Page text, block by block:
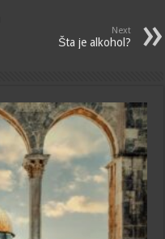
Next
Šta je alkohol?